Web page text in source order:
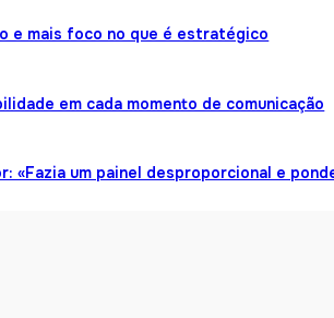
e mais foco no que é estratégico
em cada momento de comunicação
«Fazia um painel desproporcional e